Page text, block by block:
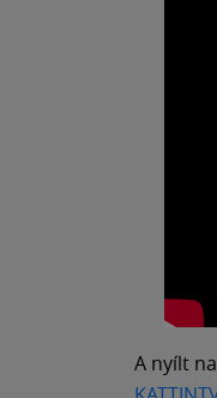
A nyílt